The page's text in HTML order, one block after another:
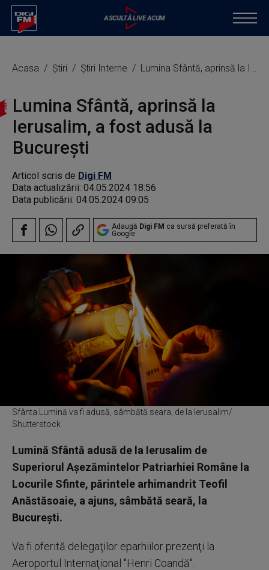
Acasa Știri Știri Interne Lumina Sfântă, aprinsă la Ierusalim, a fost adusă la Bucureşti
Lumina Sfântă, aprinsă la
Ierusalim, a fost adusă la
Bucureşti
Articol scris de Digi FM
Data actualizării: 04.05.2024 18:56
Data publicării: 04.05.2024 09:05
Adaugă Digi FM ca sursă preferată în
Google
Sfânta Lumină va fi adusă, sâmbătă seara, de la Ierusalim/
Shutterstock
Lumină Sfântă adusă de la Ierusalim de
Superiorul Aşezămintelor Patriarhiei Române la
Locurile Sfinte, părintele arhimandrit Teofil
Anăstăsoaie, a ajuns, sâmbătă seară, la
Bucureşti.
Va fi oferită delegaţilor eparhiilor prezenţi la
Aeroportul Internaţional "Henri Coandă".